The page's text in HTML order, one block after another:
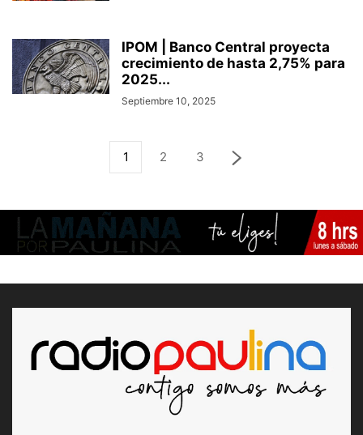
IPOM | Banco Central proyecta
crecimiento de hasta 2,75% para
2025...
Septiembre 10, 2025
1 2 3